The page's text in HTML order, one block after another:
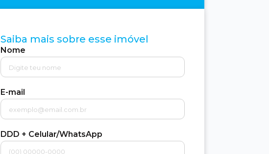
Saiba mais sobre esse imóvel
Nome
E-mail
DDD + Celular/WhatsApp